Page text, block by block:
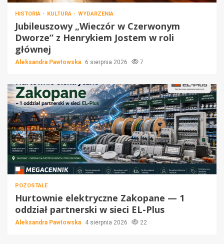
HISTORIA KULTURA WYDARZENIA
Jubileuszowy „Wieczór w Czerwonym
Dworze” z Henrykiem Jostem w roli
głównej
Aleksandra Pawłowska 6 sierpnia 2026 7
POZOSTAŁE
Hurtownie elektryczne Zakopane — 1
oddział partnerski w sieci EL-Plus
Aleksandra Pawłowska 4 sierpnia 2026 22